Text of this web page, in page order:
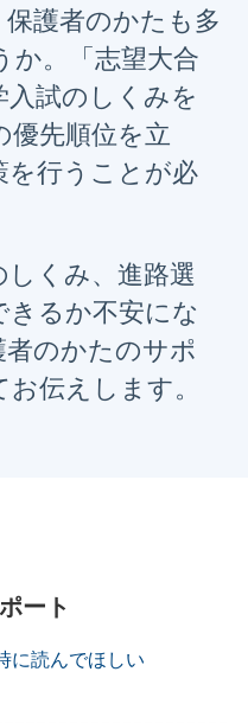
護者のかたも多
か。「志望大合
試のしくみを
優先順位を立
を行うことが必
くみ、進路選
きるか不安にな
者のかたのサポ
伝えします。
ート
に読んでほしい